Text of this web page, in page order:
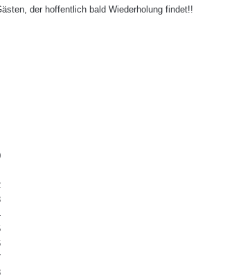
der hoffentlich bald Wiederholung findet!!